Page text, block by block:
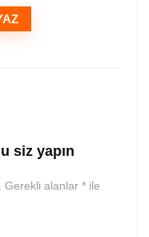
siz yapın
Gerekli alanlar * ile